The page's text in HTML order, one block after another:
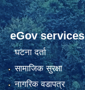
eGov services
घटना दर्ता
सामाजिक सुरक्षा
नागरिक वडापत्र